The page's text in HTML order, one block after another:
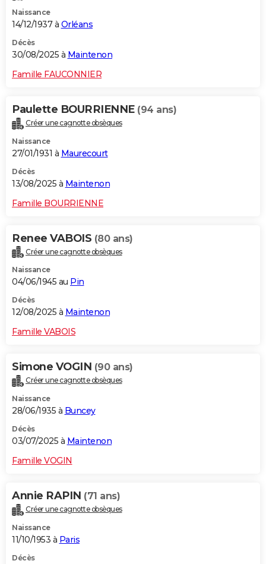
Naissance
14/12/1937 à Orléans
Décès
30/08/2025 à Maintenon
Famille FAUCONNIER
Paulette BOURRIENNE (94 ans)
Créer une cagnotte obsèques
Naissance
27/01/1931 à Maurecourt
Décès
13/08/2025 à Maintenon
Famille BOURRIENNE
Renee VABOIS (80 ans)
Créer une cagnotte obsèques
Naissance
04/06/1945 au Pin
Décès
12/08/2025 à Maintenon
Famille VABOIS
Simone VOGIN (90 ans)
Créer une cagnotte obsèques
Naissance
28/06/1935 à Buncey
Décès
03/07/2025 à Maintenon
Famille VOGIN
Annie RAPIN (71 ans)
Créer une cagnotte obsèques
Naissance
11/10/1953 à Paris
Décès